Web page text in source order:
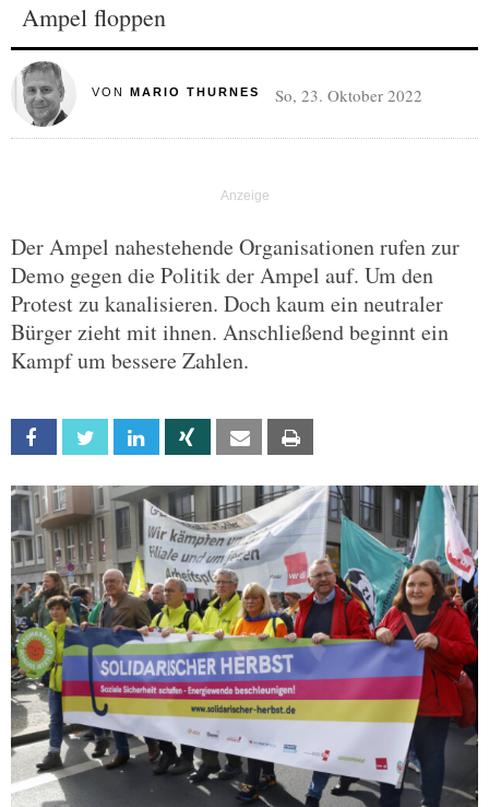
Ampel floppen
VON MARIO THURNES So, 23. Oktober 2022
Der Ampel nahestehende Organisationen rufen zur
Demo gegen die Politik der Ampel auf. Um den
Protest zu kanalisieren. Doch kaum ein neutraler
Bürger zieht mit ihnen. Anschließend beginnt ein
Kampf um bessere Zahlen.
Facebook Twitter Linkedin Xing Email